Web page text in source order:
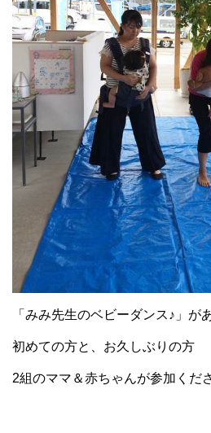
「みみ先生のベビーダンス♪」が
初めての方と、お久しぶりの方
2組のママ＆赤ちゃんが参加くだ